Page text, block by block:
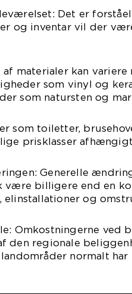
Det er
og inventar vil der
af materialer kan
som vinyl og
som natursten og
som toiletter,
prisklasser
Generelle
være billigere end en
elinstallationer og
Omkostningerne ved
den regionale
normalt har